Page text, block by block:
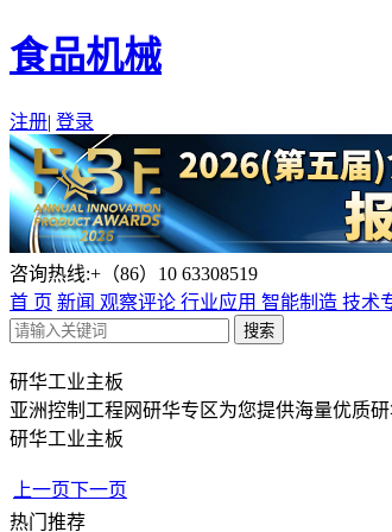
食品机械
注册| 登录
咨询热线:+（86）10 63308519
首 页 新闻 观察评论 行业应用 智能制造 技术
研华工业主板
亚洲控制工程网研华专区为您提供海量优质
研华工业主板
上一页下一页
热门推荐